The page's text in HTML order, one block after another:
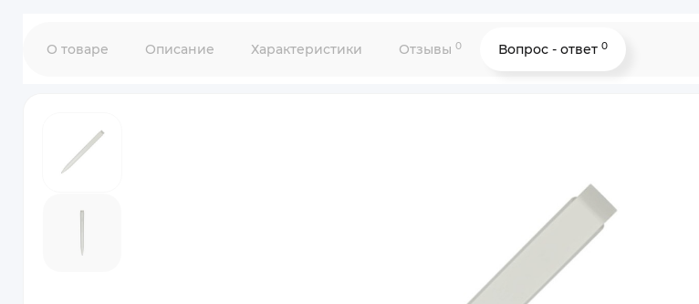
О товаре Описание Характеристики Отзывы 0 Вопрос - ответ 0